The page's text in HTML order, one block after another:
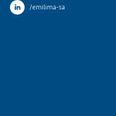
/emilima-sa